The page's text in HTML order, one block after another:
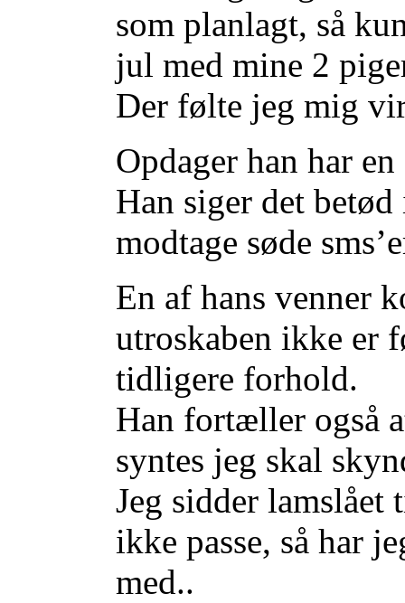
som planlagt, så
jul med mine 2
Der følte jeg mig
Opdager han har en
Han siger det
modtage søde
En af hans venner
utroskaben ikke er
tidligere forhold.
Han fortæller også
syntes jeg skal
Jeg sidder
ikke passe, så har
med..